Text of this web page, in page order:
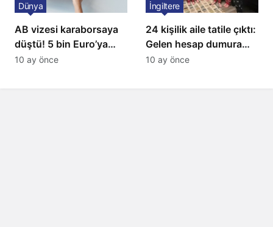
AB vizesi karaborsaya
düştü! 5 bin Euro’ya
varan fiyatlarla
Dünya
10 ay önce
24 kişilik aile tatile çıktı:
Gelen hesap dumura
uğrattı
İngiltere
10 ay önce